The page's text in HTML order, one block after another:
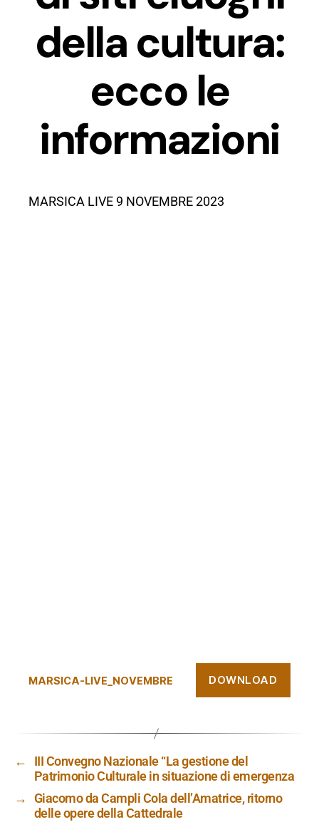
della cultura:
ecco le
informazioni
MARSICA LIVE 9 NOVEMBRE 2023
MARSICA-LIVE_NOVEMBRE DOWNLOAD
←
III Convegno Nazionale “La gestione del
Patrimonio Culturale in situazione di emergenza
→
Giacomo da Campli Cola dell’Amatrice, ritorno
delle opere della Cattedrale